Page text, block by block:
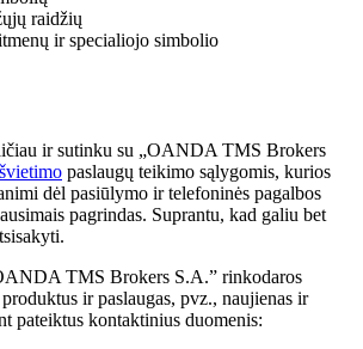
raidžių
ir specialiojo simbolio
ir sutinku su „OANDA TMS Brokers
paslaugų teikimo sąlygomis, kurios
dėl pasiūlymo ir telefoninės pagalbos
pagrindas. Suprantu, kad galiu bet
TMS Brokers S.A.” rinkodaros
ir paslaugas, pvz., naujienas ir
pateiktus kontaktinius duomenis: